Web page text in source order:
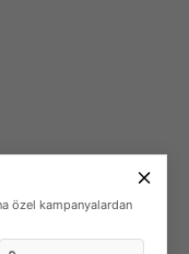
özel kampanyalardan